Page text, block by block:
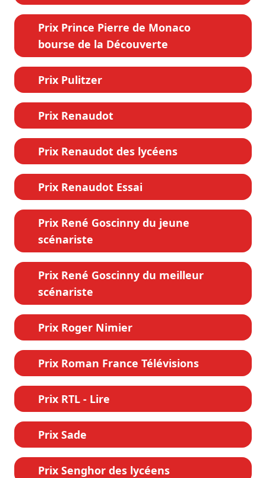
Prix Prince Pierre de Monaco
bourse de la Découverte
Prix Pulitzer
Prix Renaudot
Prix Renaudot des lycéens
Prix Renaudot Essai
Prix René Goscinny du jeune
scénariste
Prix René Goscinny du meilleur
scénariste
Prix Roger Nimier
Prix Roman France Télévisions
Prix RTL - Lire
Prix Sade
Prix Senghor des lycéens